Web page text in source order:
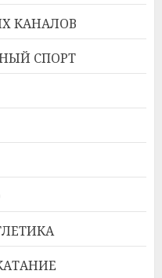
КАНАЛОВ
СПОРТ